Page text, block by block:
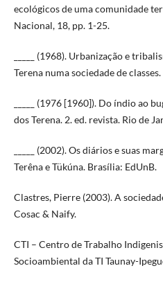
ecológicos de uma comunidade
Nacional, 18, pp. 1-25.
_____ (1968). Urbanização e
Terena numa sociedade de
_____ (1976 [1960]). Do índio ao
dos Terena. 2. ed. revista. Rio de
_____ (2002). Os diários e suas
Terêna e Tükúna. Brasília: EdUnB.
Clastres, Pierre (2003). A
Cosac & Naify.
CTI – Centro de Trabalho
Socioambiental da TI Taunay-